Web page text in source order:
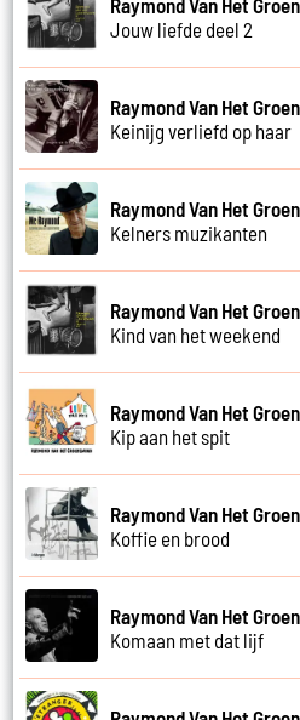
Jouw liefde deel 2
Raymond Van Het
Keinijg verliefd op haar
Raymond Van Het
Kelners muzikanten
Raymond Van Het
Kind van het weekend
Raymond Van Het
Kip aan het spit
Raymond Van Het
Koffie en brood
Raymond Van Het
Komaan met dat lijf